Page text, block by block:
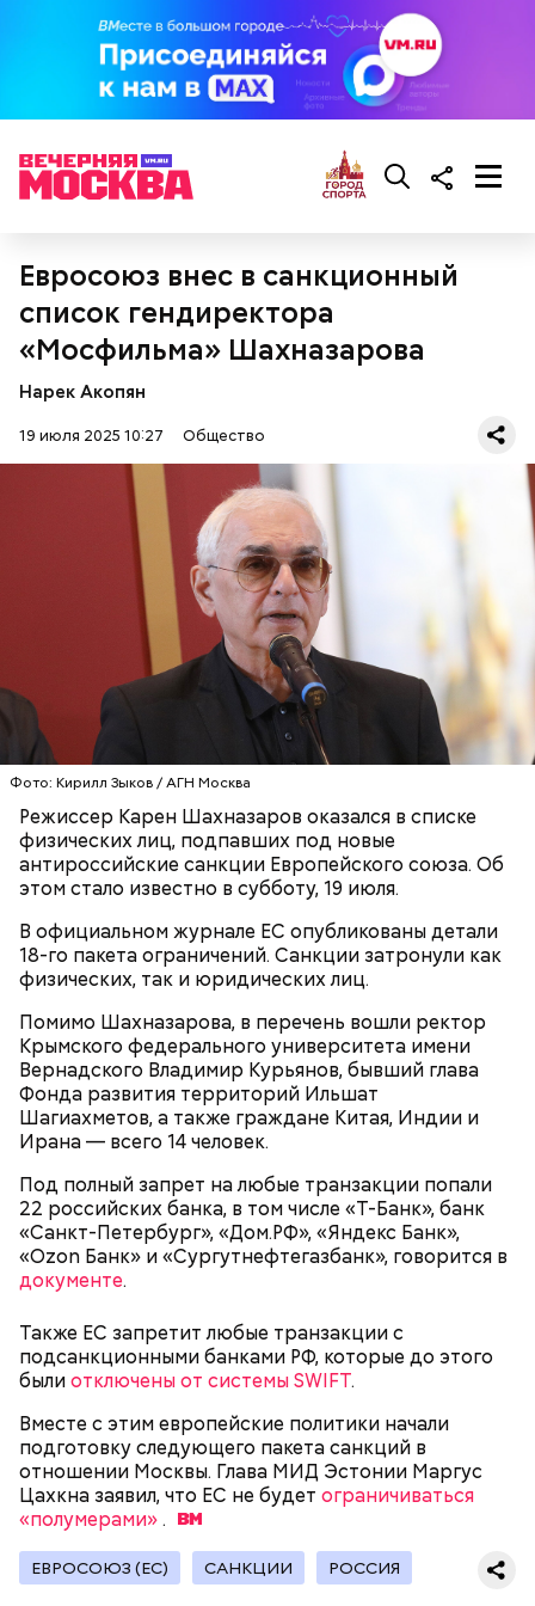
Евросоюз внес в санкционный
список гендиректора
«Мосфильма» Шахназарова
Нарек Акопян
19 июля 2025 10:27 Общество
Фото: Кирилл Зыков / АГН Москва
Режиссер Карен Шахназаров оказался в списке
физических лиц, подпавших под новые
антироссийские санкции Европейского союза. Об
этом стало известно в субботу, 19 июля.
В официальном журнале ЕС опубликованы детали
18-го пакета ограничений. Санкции затронули как
физических, так и юридических лиц.
Помимо Шахназарова, в перечень вошли ректор
Крымского федерального университета имени
Вернадского Владимир Курьянов, бывший глава
Фонда развития территорий Ильшат
Шагиахметов, а также граждане Китая, Индии и
Ирана — всего 14 человек.
Под полный запрет на любые транзакции попали
22 российских банка, в том числе «Т-Банк», банк
«Санкт-Петербург», «Дом.РФ», «Яндекс Банк»,
«Ozon Банк» и «Сургутнефтегазбанк», говорится в
документе.
Также ЕС запретит любые транзакции с
подсанкционными банками РФ, которые до этого
былиотключены от системы SWIFT.
Вместе с этим европейские политики начали
подготовку следующего пакета санкций в
отношении Москвы. Глава МИД Эстонии Маргус
Цахкна заявил, что ЕС не будет ограничиваться
«полумерами».
ЕВРОСОЮЗ (ЕС) САНКЦИИ РОССИЯ
— Кабачки, порезанные кубиками, нужно легко
обжарить на сковороде. К ним добавляются зелень
петрушки, чеснок, соль и оливковое масло.
Получается очень вкусно, — поделился рецептом
Копылов.
Спагетти из кабачков
Ингредиенты:
брынза;
растительное масло;
помидоры черри либо грунтовые.
с сахарным диабетом;
лишним весом.
— В дыне содержится много сахара, который
представлен фруктозой. С одной стороны — это
хорошо, потому что дает энергию. Но важно
увлекаться, так же как и арбузами, людям с
сахарным диабетом и лишним весом, —
подчеркнула доктор.
Терапевт Кондрахин назвал
выводят токсины из организма
Ранние плоды, по словам врача, лучше не есть:
людям с ослабленной иммунной системой;
пожилым;
детям.
Чистит сосуды и защищает от
рака: чем полезен кресс-салат